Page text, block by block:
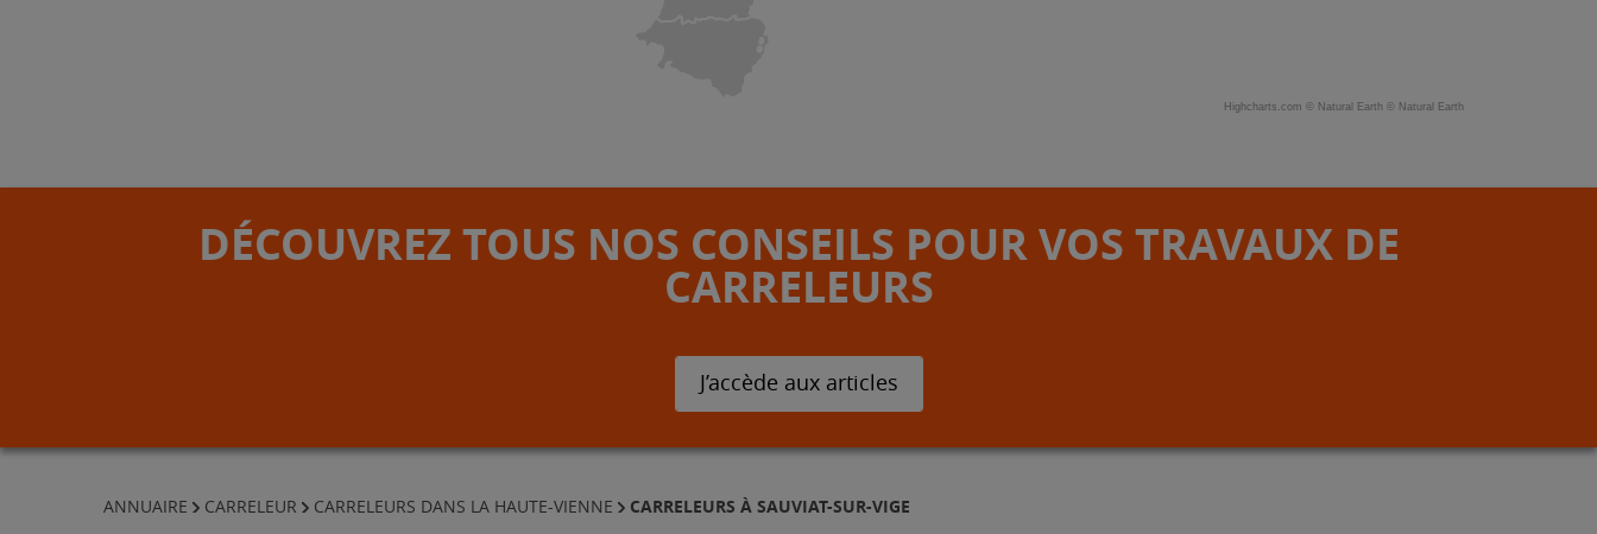
Highcharts.com © Natural Earth © Natural Earth
DÉCOUVREZ TOUS NOS CONSEILS POUR VOS TRAVAUX DE
CARRELEURS
J’accède aux articles
ANNUAIRE CARRELEUR CARRELEURS DANS LA HAUTE-VIENNE CARRELEURS À SAUVIAT-SUR-VIGE